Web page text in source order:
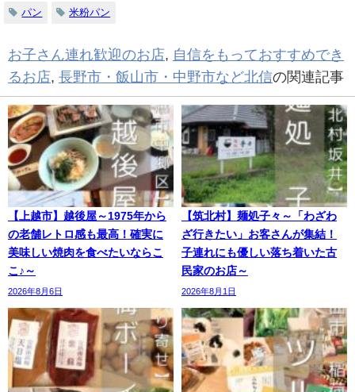
パン 米粉パン
お子さん連れ歓迎のお店, 自信をもっておすすめでき
るお店, 長野市・飯山市・中野市など北信の関連記事
【上越市】越後屋～1975年から
の老舗レトロ感も最高！確実に
美味しい焼肉を食べたいならこ
こ♪～
2026年8月6日
【筑北村】麺処子々～「わざわ
ざ行きたい」お客さんが集結！
子連れにも優しい落ち着いた古
民家のお店～
2026年8月1日